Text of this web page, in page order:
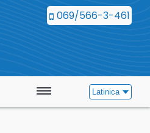
069/566-3-461
Latinica